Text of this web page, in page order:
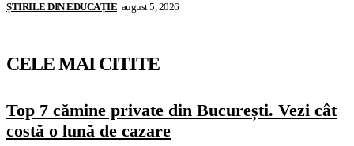
ȘTIRILE DIN EDUCAȚIE august 5, 2026
CELE MAI CITITE
Top 7 cămine private din București. Vezi cât
costă o lună de cazare